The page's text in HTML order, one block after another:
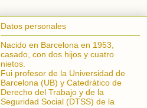
Datos personales
Nacido en Barcelona en 1953,
casado, con dos hijos y cuatro
nietos.
Fui profesor de la Universidad de
Barcelona (UB) y Catedrático de
Derecho del Trabajo y de la
Seguridad Social (DTSS) de la